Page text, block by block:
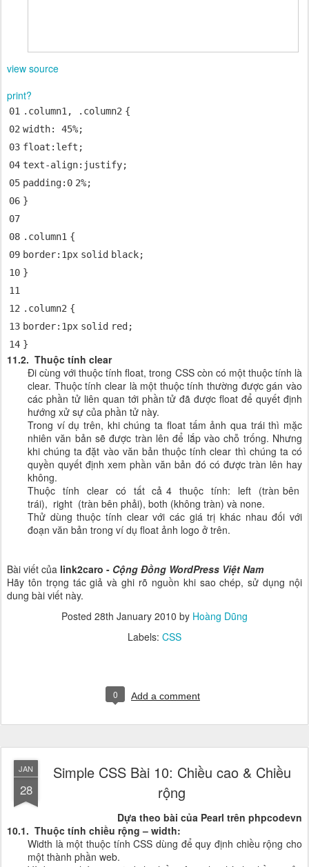
view source
print?
01 .column1 , .column2 {
02 width: 45%;
03 float : left ;
04 text-align: justify;
05 padding: 0 2%;
06 }
07
08 .column1 {
09 border: 1px solid black;
10 }
11
12 .column2 {
13 border: 1px solid red ;
14 }
11.2. Thuộc tính clear
Đi cùng với thuộc tính float, trong CSS còn có một thuộc tính là
clear. Thuộc tính clear là một thuộc tính thường được gán vào
các phần tử liên quan tới phần tử đã được float để quyết định
hướng xử sự của phần tử này.
Trong ví dụ trên, khi chúng ta float tấm ảnh qua trái thì mặc
nhiên văn bản sẽ được tràn lên để lắp vào chỗ trống. Nhưng
khi chúng ta đặt vào văn bản thuộc tính clear thì chúng ta có
quyền quyết định xem phần văn bản đó có được tràn lên hay
không.
Thuộc tính clear có tất cả 4 thuộc tính: left (tràn bên
trái), right (tràn bên phải), both (không tràn) và none.
Thử dùng thuộc tính clear với các giá trị khác nhau đối với
đoạn văn bản trong ví dụ float ảnh logo ở trên.
Bài viết của link2caro - Cộng Đồng WordPress Việt Nam
Hãy tôn trọng tác giả và ghi rõ nguồn khi sao chép, sử dụng nội
dung bài viết này.
Posted 28th January 2010 by Hoàng Dũng
Labels: CSS
0 Add a comment
JAN
28
Simple CSS Bài 10: Chiều cao & Chiều
rộng
Dựa theo bài của Pearl trên phpcodevn
10.1. Thuộc tính chiều rộng – width:
Width là một thuộc tính CSS dùng để quy định chiều rộng cho
một thành phần web.